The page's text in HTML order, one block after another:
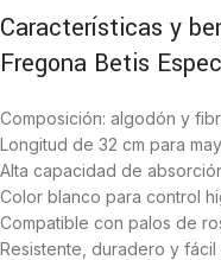
Características y
Fregona Betis
Composición: algodón y
Longitud de 32 cm para
Alta capacidad de
Color blanco para control
Compatible con palos de
Resistente, duradero y fácil